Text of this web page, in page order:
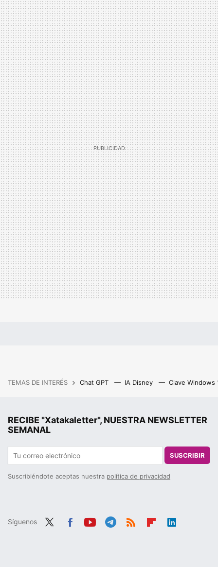
MAIL
TEMAS DE INTERÉS Chat GPT IA Disney Clave Windows
RECIBE "Xatakaletter", NUESTRA NEWSLETTER
SEMANAL
SUSCRIBIR
Suscribiéndote aceptas nuestra política de privacidad
Síguenos